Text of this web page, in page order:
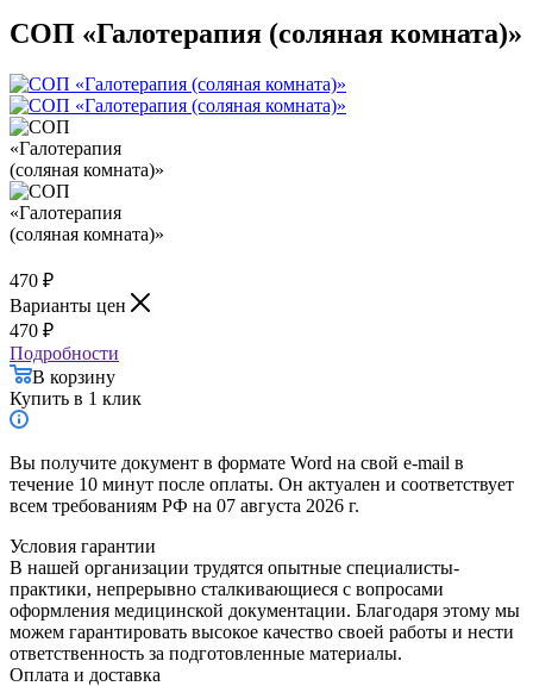
СОП «Галотерапия (соляная комната)»
470 ₽
Варианты цен
470 ₽
Подробности
В корзину
Купить в 1 клик
Вы получите документ в формате Word на свой e-mail в
течение 10 минут после оплаты. Он актуален и соответствует
всем требованиям РФ на 07 августа 2026 г.
Условия гарантии
В нашей организации трудятся опытные специалисты-
практики, непрерывно сталкивающиеся с вопросами
оформления медицинской документации. Благодаря этому мы
можем гарантировать высокое качество своей работы и нести
ответственность за подготовленные материалы.
Оплата и доставка